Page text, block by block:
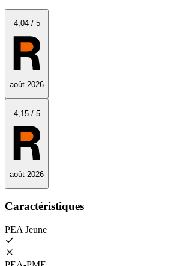
4,04/ 5
août 2026
4,15/ 5
août 2026
Caractéristiques
PEA Jeune